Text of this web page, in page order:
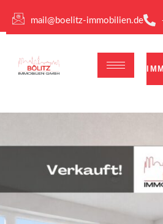
mail@boelitz-immobilien.de